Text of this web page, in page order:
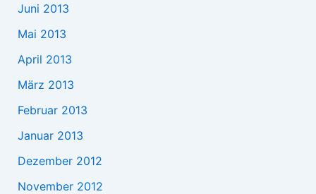
Juni 2013
Mai 2013
April 2013
März 2013
Februar 2013
Januar 2013
Dezember 2012
November 2012